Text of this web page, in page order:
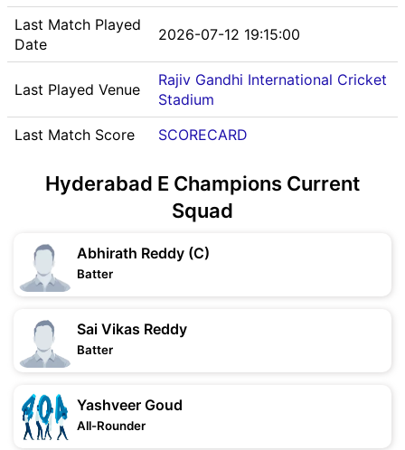
Last Match Played
Date
2026-07-12 19:15:00
Last Played Venue
Rajiv Gandhi International Cricket
Stadium
Last Match Score
SCORECARD
Hyderabad E Champions Current
Squad
Abhirath Reddy (C)
Batter
Sai Vikas Reddy
Batter
Yashveer Goud
All-Rounder